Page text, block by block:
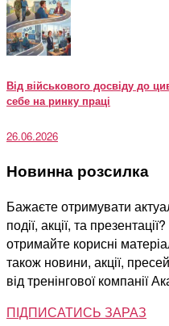
Від військового досвіду до
себе на ринку праці
26.06.2026
Новинна розсилка
Бажаєте отримувати
події, акції, та
отримайте корисні
також новини, акції,
від тренінгової компанії
ПІДПИСАТИСЬ ЗАРАЗ